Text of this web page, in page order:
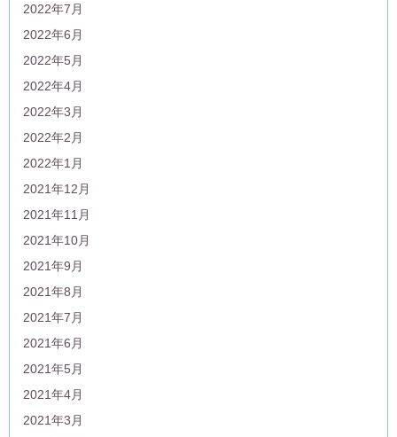
2022年7月
2022年6月
2022年5月
2022年4月
2022年3月
2022年2月
2022年1月
2021年12月
2021年11月
2021年10月
2021年9月
2021年8月
2021年7月
2021年6月
2021年5月
2021年4月
2021年3月